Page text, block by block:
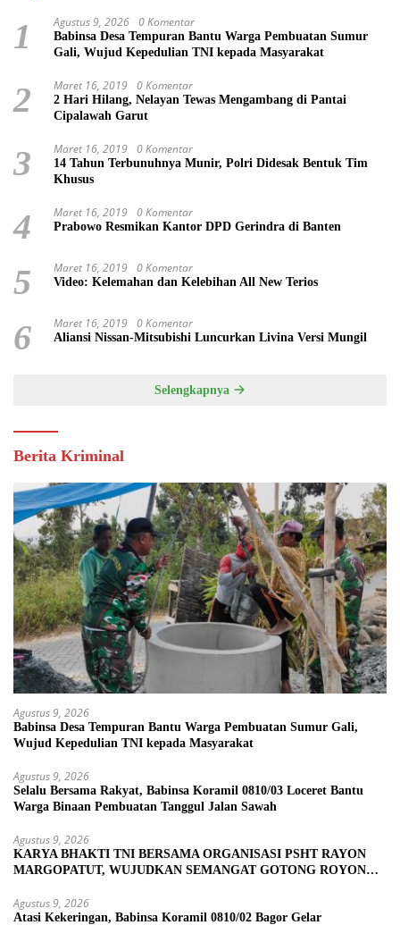
1 Agustus 9, 2026 0 Komentar
Babinsa Desa Tempuran Bantu Warga Pembuatan Sumur
Gali, Wujud Kepedulian TNI kepada Masyarakat
2 Maret 16, 2019 0 Komentar
2 Hari Hilang, Nelayan Tewas Mengambang di Pantai
Cipalawah Garut
3 Maret 16, 2019 0 Komentar
14 Tahun Terbunuhnya Munir, Polri Didesak Bentuk Tim
Khusus
4 Maret 16, 2019 0 Komentar
Prabowo Resmikan Kantor DPD Gerindra di Banten
5 Maret 16, 2019 0 Komentar
Video: Kelemahan dan Kelebihan All New Terios
6 Maret 16, 2019 0 Komentar
Aliansi Nissan-Mitsubishi Luncurkan Livina Versi Mungil
Selengkapnya
Berita Kriminal
Agustus 9, 2026
Babinsa Desa Tempuran Bantu Warga Pembuatan Sumur Gali,
Wujud Kepedulian TNI kepada Masyarakat
Agustus 9, 2026
Selalu Bersama Rakyat, Babinsa Koramil 0810/03 Loceret Bantu
Warga Binaan Pembuatan Tanggul Jalan Sawah
Agustus 9, 2026
KARYA BHAKTI TNI BERSAMA ORGANISASI PSHT RAYON
MARGOPATUT, WUJUDKAN SEMANGAT GOTONG ROYONG
Agustus 9, 2026
Atasi Kekeringan, Babinsa Koramil 0810/02 Bagor Gelar